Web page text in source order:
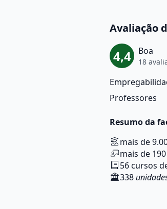
Avaliação
4,4 Boa
18
Professores
Resumo da
mais de
mais de
56 cursos
338